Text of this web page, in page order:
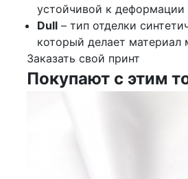
устойчивой к деформации
Dull – тип отделки
который делает материал
Заказать свой принт
Покупают с этим